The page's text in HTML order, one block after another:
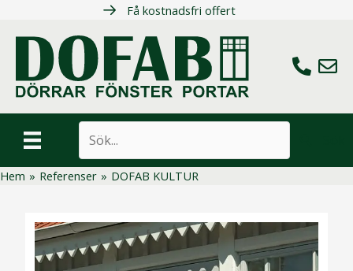
innehåll
Få kostnadsfri offert
Ring oss
Maila
Hem » Referenser » DOFAB KULTUR